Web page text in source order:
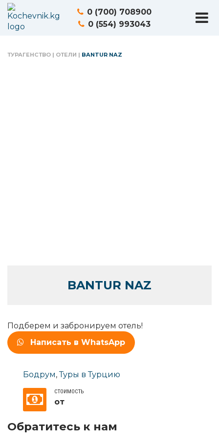
0 (700) 708900
0 (554) 993043
ТУРАГЕНСТВО | ОТЕЛИ | BANTUR NAZ
BANTUR NAZ
Подберем и забронируем отель!
Написать в WhatsApp
Бодрум,Туры в Турцию
СТОИМОСТЬ
от
Обратитесь к нам